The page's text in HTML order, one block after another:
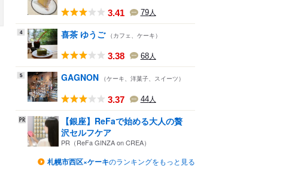
3.41 79人
4 喜茶 ゆうご （カフェ、ケーキ）
3.38 68人
5 GAGNON （ケーキ、洋菓子、スイーツ）
3.37 44人
【銀座】ReFaで始める大人の贅
沢セルフケア
PR（ReFa GINZA on CREA）
札幌市西区×ケーキのランキングをもっと見る